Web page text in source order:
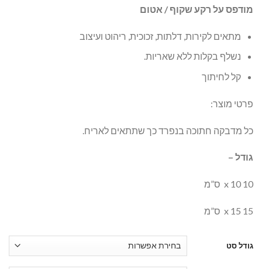
מודפס על רקע שקוף / אטום
מתאים לקירות, דלתות, זכוכית, ריהוט ועיצוב
נשלף בקלות ללא שאריות.
קל לחיתוך
פרטי מוצר:
כל מדבקה חתוכה בנפרד כך שתתאים לאריח.
גודל –
10 x 10 ס”מ
15 x 15 ס”מ
גודל סט